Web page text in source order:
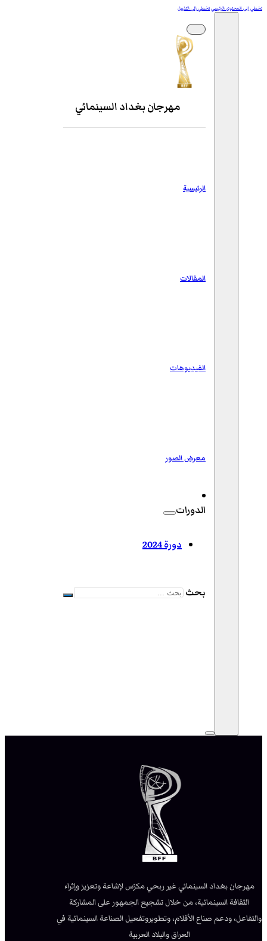
تخطي إلى المحتوى الرئيسيتخطي إلى التذييل
مهرجان بغداد السينمائي
الرئيسية
المقالات
الفيديوهات
معرض الصور
الدورات
دورة 2024
بحث
مهرجان بغداد السينمائي غير ربحي مكرّس لإشاعة وتعزيز وإثراء
الثقافة السينمائية، من خلال تشجيع الجمهور على المشاركة
والتفاعل، ودعم صناع الأفلام، وتطويروتفعيل الصناعة السينمائية في
العراق والبلاد العربية